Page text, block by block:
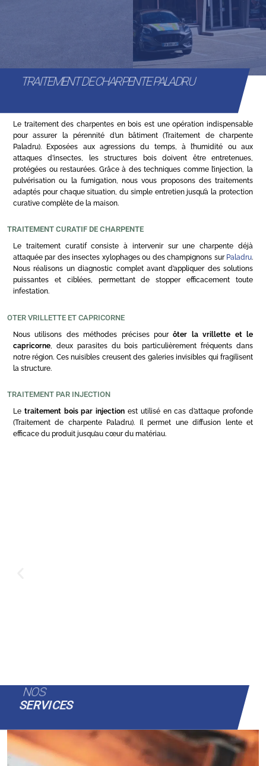
TRAITEMENT DE CHARPENTE PALADRU
Le traitement des charpentes en bois est une opération indispensable
pour assurer la pérennité d’un bâtiment (Traitement de charpente
Paladru). Exposées aux agressions du temps, à l’humidité ou aux
attaques d’insectes, les structures bois doivent être entretenues,
protégées ou restaurées. Grâce à des techniques comme l’injection, la
pulvérisation ou la fumigation, nous vous proposons des traitements
adaptés pour chaque situation, du simple entretien jusqu’à la protection
curative complète de la maison.
TRAITEMENT CURATIF DE CHARPENTE
Le traitement curatif consiste à intervenir sur une charpente déjà
attaquée par des insectes xylophages ou des champignons sur Paladru.
Nous réalisons un diagnostic complet avant d’appliquer des solutions
puissantes et ciblées, permettant de stopper efficacement toute
infestation.
OTER VRILLETTE ET CAPRICORNE
Nous utilisons des méthodes précises pourôter la vrillette et le
capricorne , deux parasites du bois particulièrement fréquents dans
notre région. Ces nuisibles creusent des galeries invisibles qui fragilisent
la structure.
TRAITEMENT PAR INJECTION
Le traitement bois par injection est utilisé en cas d’attaque profonde
(Traitement de charpente Paladru). Il permet une diffusion lente et
efficace du produit jusqu’au cœur du matériau.
NOS
SERVICES